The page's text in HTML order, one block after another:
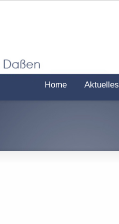
Home Aktuelles